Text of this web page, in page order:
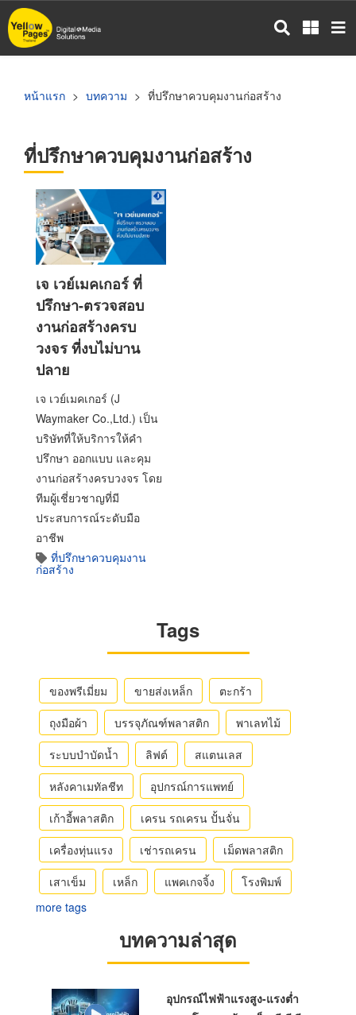
ข้าม
ไป
หน้าแรก บทความ ที่ปรึกษาควบคุมงานก่อสร้าง
ที่ปรึกษาควบคุมงานก่อสร้าง
เจ เวย์เมคเกอร์ ที่
ปรึกษา-ตรวจสอบ
งานก่อสร้างครบ
วงจร ที่งบไม่บาน
ปลาย
เจ เวย์เมคเกอร์ (J
Waymaker Co.,Ltd.) เป็น
บริษัทที่ให้บริการให้คำ
ปรึกษา ออกแบบ และคุม
งานก่อสร้างครบวงจร โดย
ทีมผู้เชี่ยวชาญที่มี
ประสบการณ์ระดับมือ
อาชีพ
ที่ปรึกษาควบคุมงาน
ก่อสร้าง
Tags
ของพรีเมี่ยม ขายส่งเหล็ก
ตะกร้า
ถุงมือผ้า
บรรจุภัณฑ์พลาสติก
พาเลทไม้
ระบบบำบัดน้ำ
ลิฟต์
สแตนเลส
หลังคาเมทัลชีท
อุปกรณ์การแพทย์
เก้าอี้พลาสติก
เครน รถเครน ปั้นจั่น
เครื่องทุ่นแรง
เช่ารถเครน
เม็ดพลาสติก
เสาเข็ม
เหล็ก แพคเกจจิ้ง
โรงพิมพ์
more tags
บทความล่าสุด
อุปกรณ์ไฟฟ้าแรงสูง-แรงต่ำ